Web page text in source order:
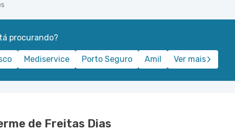
procurando?
Mediservice Porto Seguro Amil Ver mais
de Freitas Dias